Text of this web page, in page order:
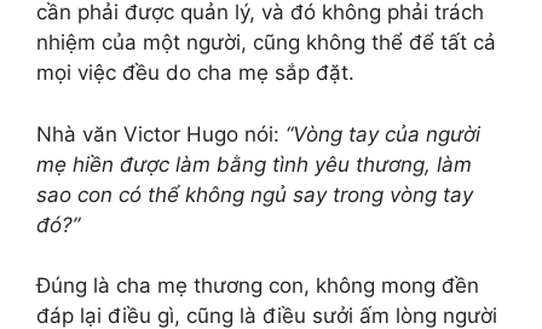
cần phải được quản lý, và đó không phải trách
nhiệm của một người, cũng không thể để tất cả
mọi việc đều do cha mẹ sắp đặt.
Nhà văn Victor Hugo nói: “Vòng tay của người
mẹ hiền được làm bằng tình yêu thương, làm
sao con có thể không ngủ say trong vòng tay
đó?”
Đúng là cha mẹ thương con, không mong đền
đáp lại điều gì, cũng là điều sưởi ấm lòng người